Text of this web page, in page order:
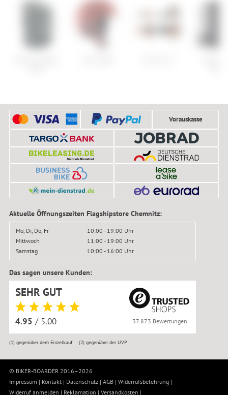
Vorauskasse
Aktuelle Öffnungszeiten Flagshipstore Chemnitz:
Mo, Di, Do, Fr
10:00 - 19:00 Uhr
Mittwoch
11:00 - 19:00 Uhr
Samstag
10:00 - 16:00 Uhr
Das sagen unsere Kunden:
SEHR GUT
4.95 / 5.00 37.873 Bewertungen
(1)gegenüber dem Einzelkauf (2) gegenüber der UVP
© BIKER-BOARDER 2016–2026
Impressum | Kontakt | Datenschutz | AGB | Widerrufsbelehrung |
Widerruf anmelden | Reklamation | Versandkosten |